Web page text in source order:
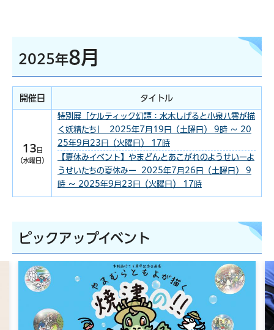
2025年8月
開催日 タイトル
13 日
（水曜日）
特別展「ケルティック幻譚：水木しげると小泉八雲が描
く妖精たち」 2025年7月19日（土曜日） 9時 ～ 20
25年9月23日（火曜日） 17時
【夏休みイベント】やまどんとあこがれのようせいーよ
うせいたちの夏休みー 2025年7月26日（土曜日） 9
時 ～ 2025年9月23日（火曜日） 17時
ピックアップイベント